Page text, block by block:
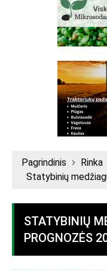
Pagrindinis
Rinka
Statybinių
STATYBINIŲ
PROGNOZĖS